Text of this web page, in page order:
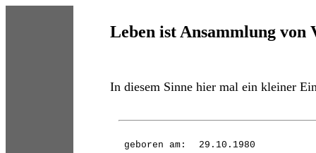
Leben ist Ansammlung von
In diesem Sinne hier mal ein kleiner
geboren am: 29.10.1980